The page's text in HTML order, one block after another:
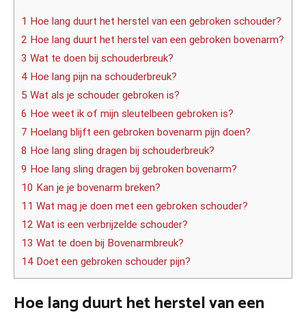
1 Hoe lang duurt het herstel van een gebroken schouder?
2 Hoe lang duurt het herstel van een gebroken bovenarm?
3 Wat te doen bij schouderbreuk?
4 Hoe lang pijn na schouderbreuk?
5 Wat als je schouder gebroken is?
6 Hoe weet ik of mijn sleutelbeen gebroken is?
7 Hoelang blijft een gebroken bovenarm pijn doen?
8 Hoe lang sling dragen bij schouderbreuk?
9 Hoe lang sling dragen bij gebroken bovenarm?
10 Kan je je bovenarm breken?
11 Wat mag je doen met een gebroken schouder?
12 Wat is een verbrijzelde schouder?
13 Wat te doen bij Bovenarmbreuk?
14 Doet een gebroken schouder pijn?
Hoe lang duurt het herstel van een